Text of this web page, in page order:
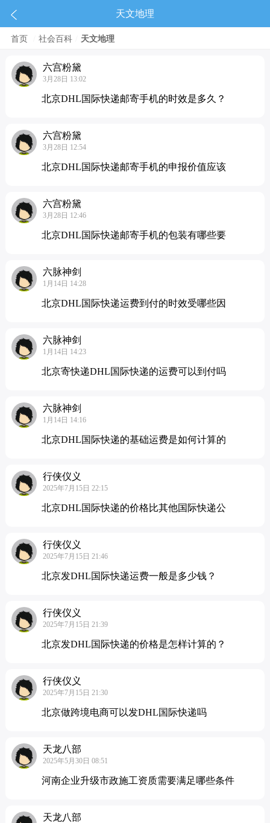
天文地理
首页 社会百科 天文地理
六宫粉黛
3月28日 13:02
北京DHL国际快递邮寄手机的时效是多久？
六宫粉黛
3月28日 12:54
北京DHL国际快递邮寄手机的申报价值应该
六宫粉黛
3月28日 12:46
北京DHL国际快递邮寄手机的包装有哪些要
六脉神剑
1月14日 14:28
北京DHL国际快递运费到付的时效受哪些因
六脉神剑
1月14日 14:23
北京寄快递DHL国际快递的运费可以到付吗
六脉神剑
1月14日 14:16
北京DHL国际快递的基础运费是如何计算的
行侠仪义
2025年7月15日 22:15
北京DHL国际快递的价格比其他国际快递公
行侠仪义
2025年7月15日 21:46
北京发DHL国际快递运费一般是多少钱？
行侠仪义
2025年7月15日 21:39
北京发DHL国际快递的价格是怎样计算的？
行侠仪义
2025年7月15日 21:30
北京做跨境电商可以发DHL国际快递吗
天龙八部
2025年5月30日 08:51
河南企业升级市政施工资质需要满足哪些条件
天龙八部